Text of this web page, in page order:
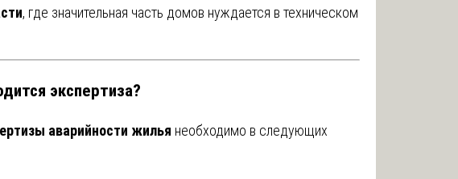
, где значительная часть домов нуждается в техническом
экспертиза?
аварийности жилья необходимо в следующих